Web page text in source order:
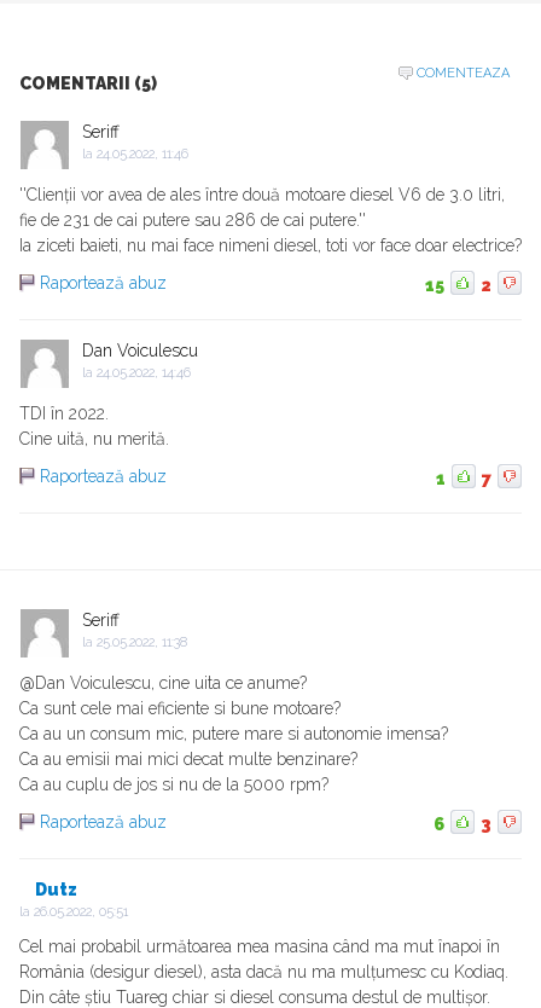
COMENTARII (5)
COMENTEAZA
Seriff
la 24.05.2022, 11:46
''Clienții vor avea de ales între două motoare diesel V6 de 3.0 litri,
fie de 231 de cai putere sau 286 de cai putere.''
Ia ziceti baieti, nu mai face nimeni diesel, toti vor face doar electrice?
Raportează abuz
15 2
Dan Voiculescu
la 24.05.2022, 14:46
TDI în 2022.
Cine uită, nu merită.
Raportează abuz
1 7
Seriff
la 25.05.2022, 11:38
@Dan Voiculescu, cine uita ce anume?
Ca sunt cele mai eficiente si bune motoare?
Ca au un consum mic, putere mare si autonomie imensa?
Ca au emisii mai mici decat multe benzinare?
Ca au cuplu de jos si nu de la 5000 rpm?
Raportează abuz
6 3
Dutz
la 26.05.2022, 05:51
Cel mai probabil următoarea mea masina când ma mut înapoi în
România (desigur diesel), asta dacă nu ma mulțumesc cu Kodiaq.
Din câte știu Tuareg chiar si diesel consuma destul de multișor.